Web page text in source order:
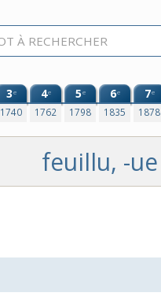
3e
1740
4e
1762
5e
1798
6e
1835
7e
1878
feuillu, -ue